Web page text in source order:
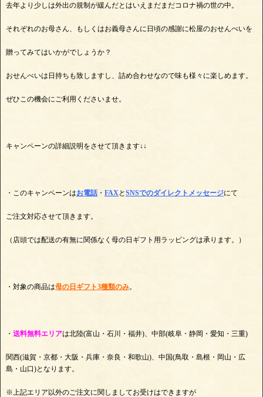
去年より少しは外出の規制が緩んだとはいえまだまだコロナ禍の世の中。
それぞれのお母さん、もしくはお義母さんに日頃の感謝に松屋のおせんべいを
贈ってみてはいかがでしょうか？
おせんべいは日持ちも致しますし、詰め合わせなので味も様々に楽しめます。
ぜひこの機会にご利用くださいませ。
キャンペーンの詳細説明をさせて頂きます↓↓
・このキャンペーンはお電話・ FAXとSNSでのダイレクトメッセージにて
ご注文対応させて頂きます。
（店頭では配送の有無に関係なく母の日ギフト用ラッピングは承ります。）
・対象の商品は母の日ギフト3種類のみ。
・ 送料無料エリアは北陸(富山・石川・福井)、中部(岐阜・静岡・愛知・三重)
関西(滋賀・京都・大阪・兵庫・奈良・和歌山)、中国(鳥取・島根・岡山・広
島・山口)となります。
※上記エリア以外のご注文に関しましてお受けはできますが